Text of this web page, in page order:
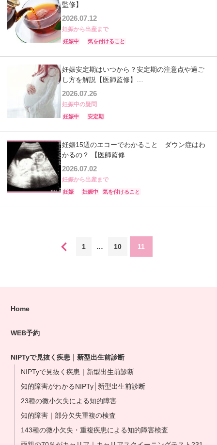
監修】
2026.07.12
妊娠から出産まで
妊娠中 気を付けること
妊娠安定期はいつから？安定期の注意点や過ご
し方を解説【医師監修】…
2026.07.26
妊娠中の疑問
妊娠中 安定期
妊娠15週のエコーでわかること ダウン症はわ
かるの？ 【医師監修…
2026.07.02
妊娠から出産まで
妊娠 妊娠中 気を付けること
1 … 10 11
Home
WEB予約
NIPTyで見抜く疾患｜新型出生前診断
NIPTyで見抜く疾患｜新型出生前診断
知的障害がわかるNIPTy│新型出生前診断
23種の微小欠失による知的障害
知的障害｜部分欠失重複の検査
143種の微小欠失・重複疾患による知的障害検査